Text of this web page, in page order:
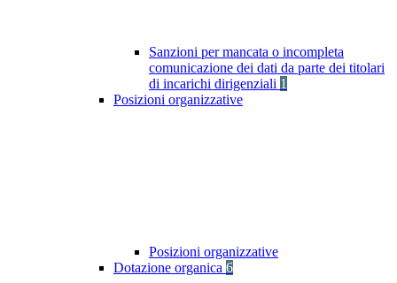
Sanzioni per mancata o incompleta
comunicazione dei dati da parte dei titolari
di incarichi dirigenziali 1
Posizioni organizzative
Posizioni organizzative
Dotazione organica 6